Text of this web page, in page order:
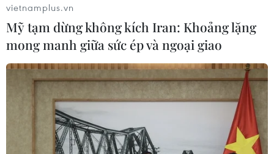
TIN CÙNG CHUYÊN MỤC
Hơn 800 vận động viên trẻ Việt Nam-
Trung Quốc giao lưu tại Bằng Tường
10/08/2026 15:54
vietnamplus.vn
Mỹ tạm dừng không kích Iran: Khoảng lặng
mong manh giữa sức ép và ngoại giao